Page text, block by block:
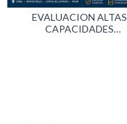
EVALUACION ALTAS
CAPACIDADES